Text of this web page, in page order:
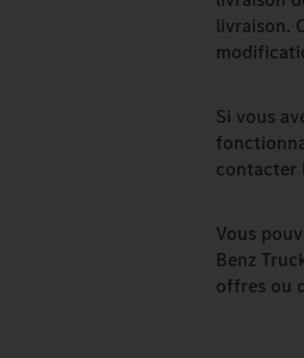
livraison.
Si vous
contacter
Vous
Benz
offres ou